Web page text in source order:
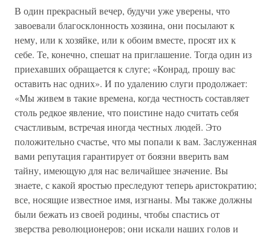
В один прекрасный вечер, будучи уже уверены, что
завоевали благосклонность хозяина, они посылают к
нему, или к хозяйке, или к обоим вместе, просят их к
себе. Те, конечно, спешат на приглашение. Тогда один из
приехавших обращается к слуге; «Конрад, прошу вас
оставить нас одних». И по удалению слуги продолжает:
«Мы живем в такие времена, когда честность составляет
столь редкое явление, что поистине надо считать себя
счастливым, встречая иногда честных людей. Это
положительно счастье, что мы попали к вам. Заслуженная
вами репутация гарантирует от боязни вверить вам
тайну, имеющую для нас величайшее значение. Вы
знаете, с какой яростью преследуют теперь аристократию;
все, носящие известное имя, изгнаны. Мы также должны
были бежать из своей родины, чтобы спастись от
зверства революционеров; они искали наших голов и